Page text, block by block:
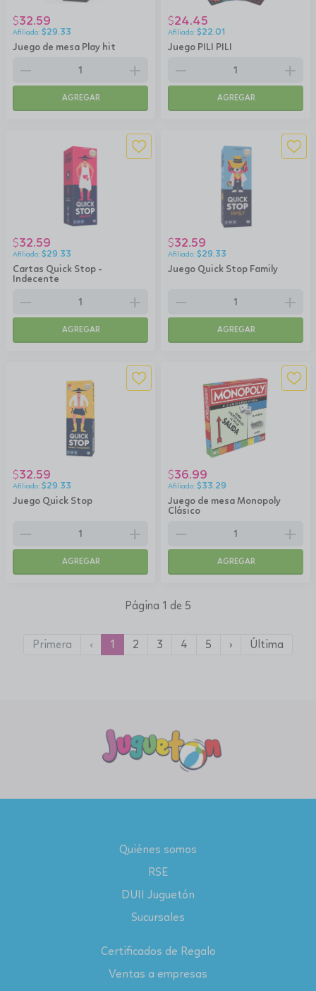
Juego de mesa Play hit
$32.59
$29.33
remove add
AGREGAR
Juego PILI PILI
$24.45
$22.01
remove add
AGREGAR
Cartas Quick Stop -
Indecente
$32.59
$29.33
remove add
AGREGAR
Juego Quick Stop Family
$32.59
$29.33
remove add
AGREGAR
Juego Quick Stop
$32.59
$29.33
remove add
AGREGAR
Juego de mesa Monopoly
Clásico
$36.99
$33.29
remove add
AGREGAR
Página 1 de 5
Primera ‹ 1 2 3 4 5 › Última
Quiénes somos
RSE
DUII Juguetón
Sucursales
Certificados de Regalo
Ventas a empresas